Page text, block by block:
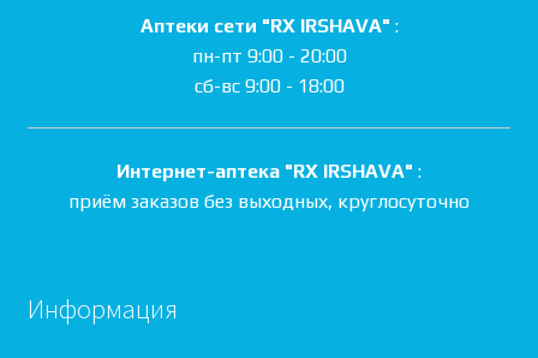
Аптеки сети "RX IRSHAVA" :
пн-пт 9:00 - 20:00
сб-вс 9:00 - 18:00
Интернет-аптека "RX IRSHAVA" :
приём заказов без выходных, круглосуточно
Информация